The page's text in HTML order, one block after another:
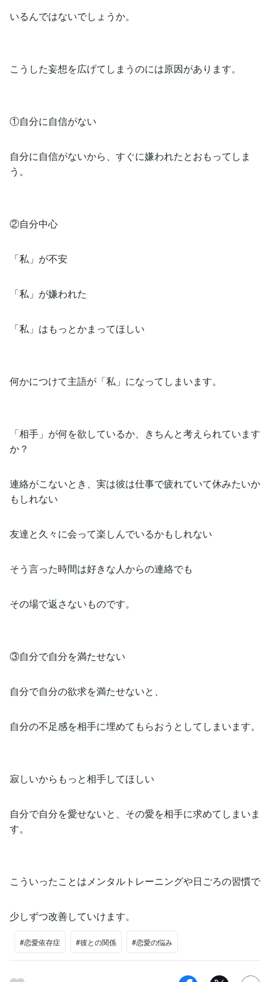
いるんではないでしょうか。
こうした妄想を広げてしまうのには原因があります。
①自分に自信がない
自分に自信がないから、すぐに嫌われたとおもってしま
う。
②自分中心
「私」が不安
「私」が嫌われた
「私」はもっとかまってほしい
何かにつけて主語が「私」になってしまいます。
「相手」が何を欲しているか、きちんと考えられています
か？
連絡がこないとき、実は彼は仕事で疲れていて休みたいか
もしれない
友達と久々に会って楽しんでいるかもしれない
そう言った時間は好きな人からの連絡でも
その場で返さないものです。
③自分で自分を満たせない
自分で自分の欲求を満たせないと、
自分の不足感を相手に埋めてもらおうとしてしまいます。
寂しいからもっと相手してほしい
自分で自分を愛せないと、その愛を相手に求めてしまいま
す。
こういったことはメンタルトレーニングや日ごろの習慣で
少しずつ改善していけます。
#恋愛依存症 #彼との関係 #恋愛の悩み